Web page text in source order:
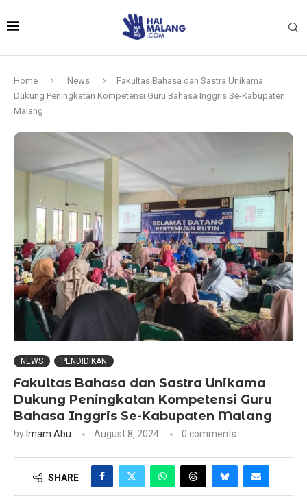
Home News
Fakultas Bahasa dan Sastra Unikama
Dukung Peningkatan Kompetensi Guru Bahasa Inggris Se-Kabupaten
Malang
NEWS PENDIDIKAN
Fakultas Bahasa dan Sastra Unikama
Dukung Peningkatan Kompetensi Guru
Bahasa Inggris Se-Kabupaten Malang
by Imam Abu August 8, 2024 0 comments
SHARE